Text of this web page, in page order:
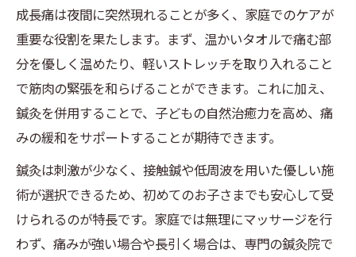
成長痛は夜間に突然現れることが多く、家庭でのケアが
重要な役割を果たします。まず、温かいタオルで痛む部
分を優しく温めたり、軽いストレッチを取り入れること
で筋肉の緊張を和らげることができます。これに加え、
鍼灸を併用することで、子どもの自然治癒力を高め、痛
みの緩和をサポートすることが期待できます。
鍼灸は刺激が少なく、接触鍼や低周波を用いた優しい施
術が選択できるため、初めてのお子さまでも安心して受
けられるのが特長です。家庭では無理にマッサージを行
わず、痛みが強い場合や長引く場合は、専門の鍼灸院で